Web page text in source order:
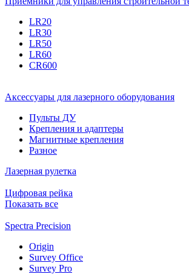
LR20
LR30
LR50
LR60
CR600
Аксессуары для лазерного оборудования
Пульты ДУ
Крепления и адаптеры
Магнитные крепления
Разное
Лазерная рулетка
Цифровая рейка
Показать все
Spectra Precision
Origin
Survey Office
Survey Pro